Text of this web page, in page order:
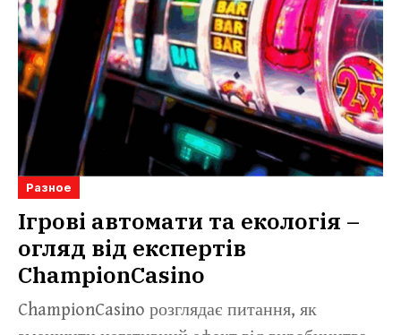
Разное
Ігрові автомати та екологія –
огляд від експертів
ChampionCasino
ChampionCasino розглядає питання, як